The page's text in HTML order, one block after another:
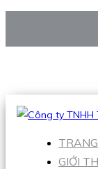
Hotline:0938
GIỚI